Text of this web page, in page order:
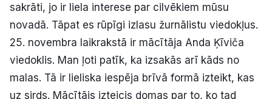
sakrāti, jo ir liela interese par cilvēkiem mūsu
novadā. Tāpat es rūpīgi izlasu žurnālistu viedokļus.
25. novembra laikrakstā ir mācītāja Anda Ķīviča
viedoklis. Man ļoti patīk, ka izsakās arī kāds no
malas. Tā ir lieliska iespēja brīvā formā izteikt, kas
uz sirds. Mācītājs izteicis domas par to, ko tad